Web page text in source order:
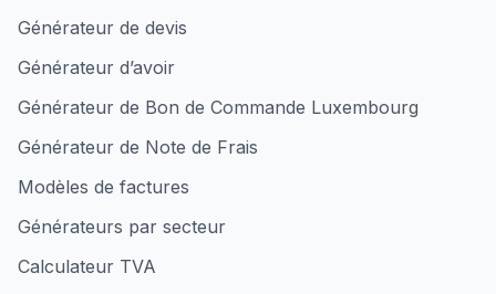
Générateur de devis
Générateur d’avoir
Générateur de Bon de Commande Luxembourg
Générateur de Note de Frais
Modèles de factures
Générateurs par secteur
Calculateur TVA